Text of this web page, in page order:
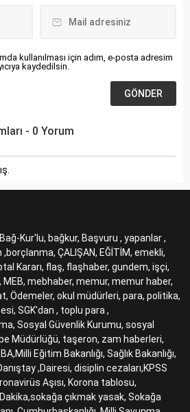
kullanılması için adım, e-posta adresim
kaydedilsin.
- 0 Yorum
Kur'lu, bağkur, Başvuru , yapanlar ,
ÇALIŞAN, EĞİTİM, emekli,
Kararı, flaş, flaşhaber, gundem, işçi,
mebhaber, memur, memur haber,
Ödemeler, okul müdürleri, para, politika,
SGK'dan , toplu para ,
Sosyal Güvenlik Kurumu, sosyal
Müdürlüğü, taşeron, zam haberleri,
Eğitim Bakanlığı, Sağlık Bakanlığı,
,Dairesi, disiplin cezaları,KPSS
Aşısı, Korona tablosu,
çıkmak yasak, Sokağa